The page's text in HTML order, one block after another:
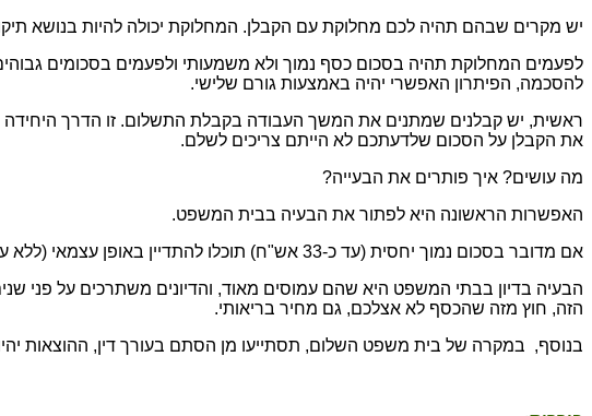
יש מקרים שבהם תהיה לכם מחלוקת עם הקבלן. המחלוקת יכולה להיות בנושא
לפעמים המחלוקת תהיה בסכום כסף נמוך ולא משמעותי ולפעמים בסכומים
להסכמה, הפיתרון האפשרי יהיה באמצעות גורם שלישי.
ראשית, יש קבלנים שמתנים את המשך העבודה בקבלת התשלום. זו הדרך
את הקבלן על הסכום שלדעתכם לא הייתם צריכים לשלם.
מה עושים? איך פותרים את הבעייה?
האפשרות הראשונה היא לפתור את הבעיה בבית המשפט.
אם מדובר בסכום נמוך יחסית (עד כ-33 אש"ח) תוכלו להתדיין באופן עצמאי (ללא עו"ד) בבית משפט לתביעות קטנות. אם מדובר בסכום גבוה יותר, התביעה תהיה בבית משפט השלום.
הבעיה בדיון בבתי המשפט היא שהם עמוסים מאוד, והדיונים משתרכים על פני
הזה, חוץ מזה שהכסף לא אצלכם, גם מחיר בריאותי.
בנוסף, במקרה של בית משפט השלום, תסתייעו מן הסתם בעורך דין, ההוצאות